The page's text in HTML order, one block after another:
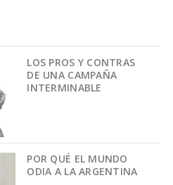
LOS PROS Y CONTRAS
DE UNA CAMPAÑA
INTERMINABLE
POR QUÉ EL MUNDO
ODIA A LA ARGENTINA